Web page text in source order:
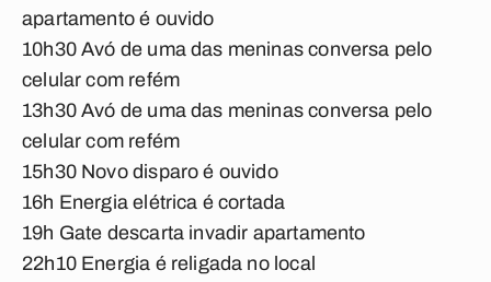
apartamento é ouvido
10h30 Avó de uma das meninas conversa pelo
celular com refém
13h30 Avó de uma das meninas conversa pelo
celular com refém
15h30 Novo disparo é ouvido
16h Energia elétrica é cortada
19h Gate descarta invadir apartamento
22h10 Energia é religada no local